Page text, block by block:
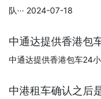
队··· 2024-07-18
中通达提供香港包
中通达提供香港包车24
中港租车确认之后